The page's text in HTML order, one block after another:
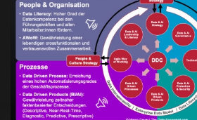
Artikel:Kennst Du schon
Data Driven
VIEW